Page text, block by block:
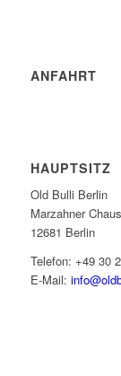
ANFAHRT
HAUPTSITZ
Old Bulli Berlin
Marzahner
12681 Berlin
Telefon: +49 30
E-Mail: